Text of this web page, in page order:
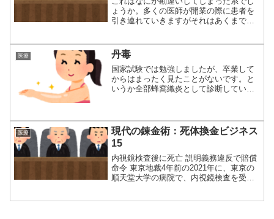
ょうか。多くの医師が開業の際に患者を
引き連れていきますがそれはあくまで患
医療 丹毒
国家試験では勉強しましたが、卒業して
からはまったく見たことがないです。と
いうか全部蜂窩織炎として診断している
医療
現代の錬金術：死体換金ビジネス
15
内視鏡検査後に死亡 説明義務違反で賠償
命令 東京地裁4年前の2021年に、東京の
順天堂大学の病院で、内視鏡検査を受け